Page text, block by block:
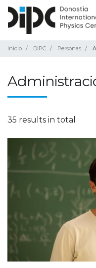
Inicio DIPC Personas
35 results in total